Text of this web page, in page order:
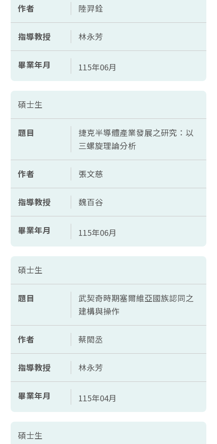
作者 陸羿銓
指導教授 林永芳
畢業年月 115年06月
碩士生
題目
捷克半導體產業發展之研究：以
三螺旋理論分析
作者 張文慈
指導教授 魏百谷
畢業年月 115年06月
碩士生
題目
武契奇時期塞爾維亞國族認同之
建構與操作
作者 蔡閎丞
指導教授 林永芳
畢業年月 115年04月
碩士生